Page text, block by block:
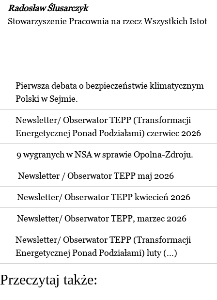
Radosław Ślusarczyk
Stowarzyszenie Pracownia na rzecz Wszystkich Istot
Pierwsza debata o bezpieczeństwie klimatycznym
Polski w Sejmie.
Newsletter/ Obserwator TEPP (Transformacji
Energetycznej Ponad Podziałami) czerwiec 2026
9 wygranych w NSA w sprawie Opolna-Zdroju.
Newsletter / Obserwator TEPP maj 2026
Newsletter/ Obserwator TEPP kwiecień 2026
Newsletter/ Obserwator TEPP, marzec 2026
Newsletter/ Obserwator TEPP (Transformacji
Energetycznej Ponad Podziałami) luty (...)
Przeczytaj także: